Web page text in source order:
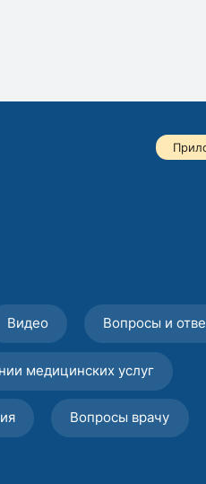
Видео Вопросы и
медицинских услуг
Вопросы врачу